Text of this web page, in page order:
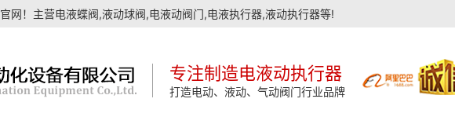
官网！主营电液蝶阀,液动球阀,电液动阀门,电液执行器,液动执行器等!
专注制造电液动执行器
打造电动、液动、气动阀门行业品牌